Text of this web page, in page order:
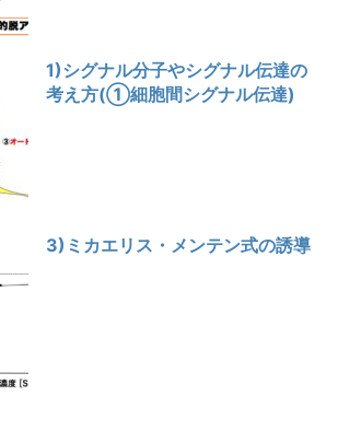
1)シグナル分子やシグナル伝達の
考え方(①細胞間シグナル伝達)
3)ミカエリス・メンテン式の誘導